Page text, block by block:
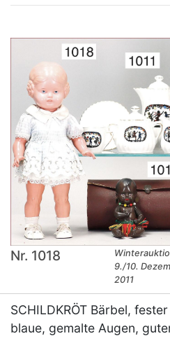
Nr. 1018
9./10.
2011
SCHILDKRÖT Bärbel,
blaue, gemalte Augen,